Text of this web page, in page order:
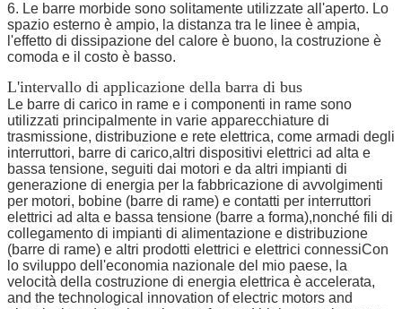
6. Le barre morbide sono solitamente utilizzate all'aperto. Lo
spazio esterno è ampio, la distanza tra le linee è ampia,
l'effetto di dissipazione del calore è buono, la costruzione è
comoda e il costo è basso.
L'intervallo di applicazione della barra di bus
Le barre di carico in rame e i componenti in rame sono
utilizzati principalmente in varie apparecchiature di
trasmissione, distribuzione e rete elettrica, come armadi degli
interruttori, barre di carico,altri dispositivi elettrici ad alta e
bassa tensione, seguiti dai motori e da altri impianti di
generazione di energia per la fabbricazione di avvolgimenti
per motori, bobine (barre di rame) e contatti per interruttori
elettrici ad alta e bassa tensione (barre a forma),nonché fili di
collegamento di impianti di alimentazione e distribuzione
(barre di rame) e altri prodotti elettrici e elettrici connessiCon
lo sviluppo dell'economia nazionale del mio paese, la
velocità della costruzione di energia elettrica è accelerata,
and the technological innovation of electric motors and